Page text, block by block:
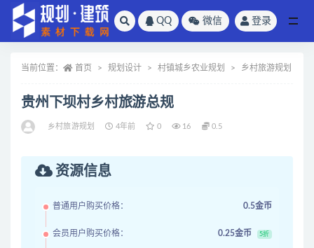
QQ 微信 登录
当前位置： 首页 规划设计 村镇城乡农业规划 乡村旅游规划
贵州下坝村乡村旅游总规
乡村旅游规划 4年前 0 16 0.5
资源信息
普通用户购买价格： 0.5金币
会员用户购买价格： 0.25金币 5折
全部